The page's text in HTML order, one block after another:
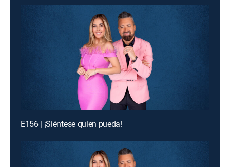
E156 | ¡Siéntese quien pueda!